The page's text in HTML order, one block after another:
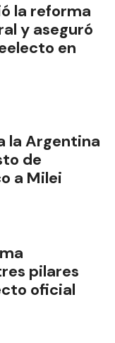
la reforma
y aseguró
en
la Argentina
de
a Milei
pilares
oficial